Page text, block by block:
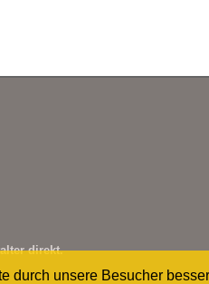
durch unsere Besucher
direkt.